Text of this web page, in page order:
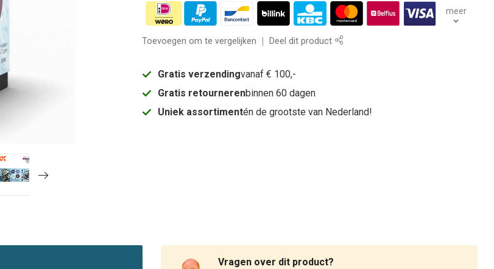
meer
Toevoegen om te vergelijken Deel dit product
Gratis verzendingvanaf € 100,-
Gratis retournerenbinnen 60 dagen
Uniek assortimentén de grootste van Nederland!
Vragen over dit product?